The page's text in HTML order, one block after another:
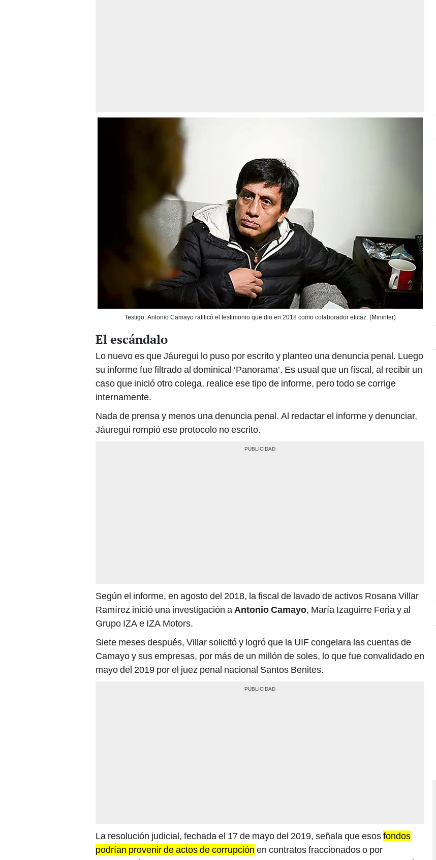
Testigo. Antonio Camayo ratificó el testimonio que dio en 2018 como colaborador eficaz. (Mininter)
El escándalo
Lo nuevo es que Jáuregui lo puso por escrito y planteo una denuncia penal. Luego
su informe fue filtrado al dominical ‘Panorama’. Es usual que un fiscal, al recibir un
caso que inició otro colega, realice ese tipo de informe, pero todo se corrige
internamente.
Nada de prensa y menos una denuncia penal. Al redactar el informe y denunciar,
Jáuregui rompió ese protocolo no escrito.
Según el informe, en agosto del 2018, la fiscal de lavado de activos Rosana Villar
Ramírez inició una investigación aAntonio Camayo, María Izaguirre Feria y al
Grupo IZA e IZA Motors.
Siete meses después, Villar solicitó y logró que la UIF congelara las cuentas de
Camayo y sus empresas, por más de un millón de soles, lo que fue convalidado en
mayo del 2019 por el juez penal nacional Santos Benites.
La resolución judicial, fechada el 17 de mayo del 2019, señala que esosfondos
podrían provenir de actos de corrupción en contratos fraccionados o por